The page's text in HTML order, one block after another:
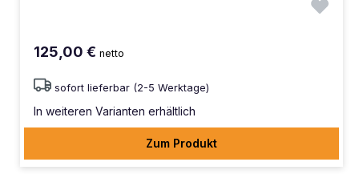
125,00 € netto
sofort lieferbar (2-5 Werktage)
In weiteren Varianten erhältlich
Zum Produkt